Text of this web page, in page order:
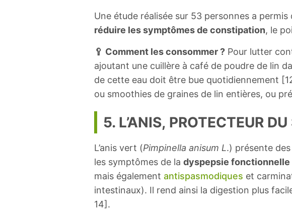
Une étude réalisée sur 53 personnes a
réduire les symptômes de constipation, le
🥄 Comment les consommer ? Pour lutter
ajoutant une cuillère à café de poudre de lin
de cette eau doit être bue quotidiennement
ou smoothies de graines de lin entières, ou
5. L’ANIS, PROTECTEUR
L’anis vert (Pimpinella anisum L.) présente
les symptômes de la dyspepsie fonctionnelle
mais également antispasmodiques et
intestinaux). Il rend ainsi la digestion plus
14].